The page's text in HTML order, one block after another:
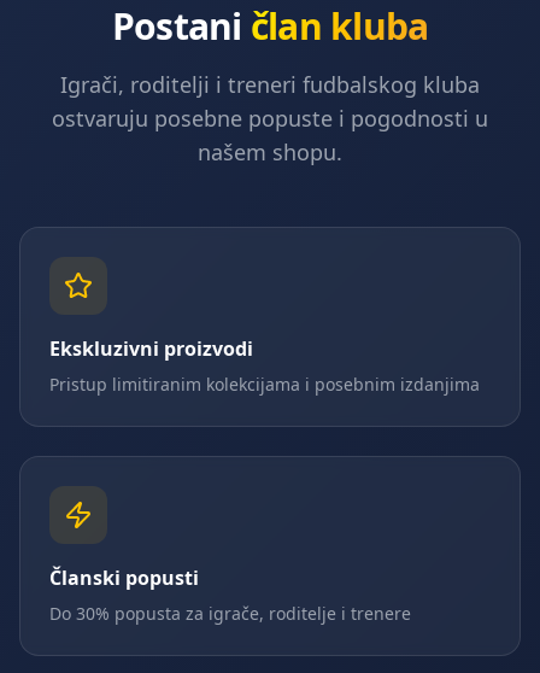
Postani član kluba
Igrači, roditelji i treneri fudbalskog kluba
ostvaruju posebne popuste i pogodnosti u
našem shopu.
Ekskluzivni proizvodi
Pristup limitiranim kolekcijama i posebnim izdanjima
Članski popusti
Do 30% popusta za igrače, roditelje i trenere